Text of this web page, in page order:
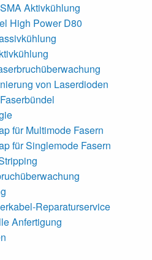
Aktivkühlung
High Power D80
von Laserdioden
für Multimode Fasern
für Singlemode Fasern
Reparaturservice
Anfertigung